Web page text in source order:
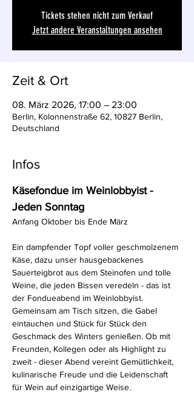
Tickets stehen nicht zum Verkauf
Jetzt andere Veranstaltungen ansehen
Zeit & Ort
08. März 2026, 17:00 – 23:00
Berlin, Kolonnenstraße 62, 10827 Berlin,
Deutschland
Infos
Käsefondue im Weinlobbyist -
Jeden Sonntag
Anfang Oktober bis Ende März
Ein dampfender Topf voller geschmolzenem
Käse, dazu unser hausgebackenes
Sauerteigbrot aus dem Steinofen und tolle
Weine, die jeden Bissen veredeln - das ist
der Fondueabend im Weinlobbyist.
Gemeinsam am Tisch sitzen, die Gabel
eintauchen und Stück für Stück den
Geschmack des Winters genießen. Ob mit
Freunden, Kollegen oder als Highlight zu
zweit - dieser Abend vereint Gemütlichkeit,
kulinarische Freude und die Leidenschaft
für Wein auf einzigartige Weise.